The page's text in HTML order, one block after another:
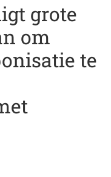
grote
om
te